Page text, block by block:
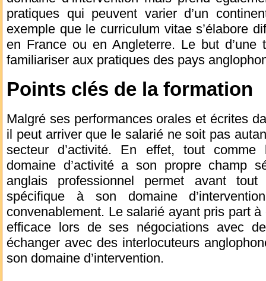
pratiques qui peuvent varier d’un
exemple que le curriculum vitae s’élabore
en France ou en Angleterre. Le but
familiariser aux pratiques des pays
Points clés de la formation
Malgré ses performances orales et écrites
il peut arriver que le salarié ne soit pas
secteur d’activité. En effet, tout comme
domaine d’activité a son propre champ
anglais professionnel permet avant
spécifique à son domaine
convenablement. Le salarié ayant pris part
efficace lors de ses négociations avec
échanger avec des interlocuteurs
son domaine d’intervention.